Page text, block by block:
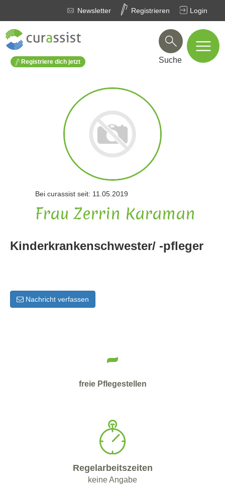
Login
Registrieren
Newsletter
Registriere dich jetzt Suche
Bei curassist seit: 11.05.2019
Frau Zerrin Karaman
Kinderkrankenschwester/ -pfleger
Nachricht verfassen
-
freie Pflegestellen
Regelarbeitszeiten
keine Angabe